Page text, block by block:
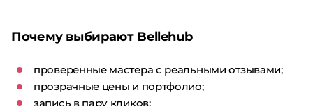
Почему выбирают Bellehub
проверенные мастера с реальными отзывами;
прозрачные цены и портфолио;
запись в пару кликов;